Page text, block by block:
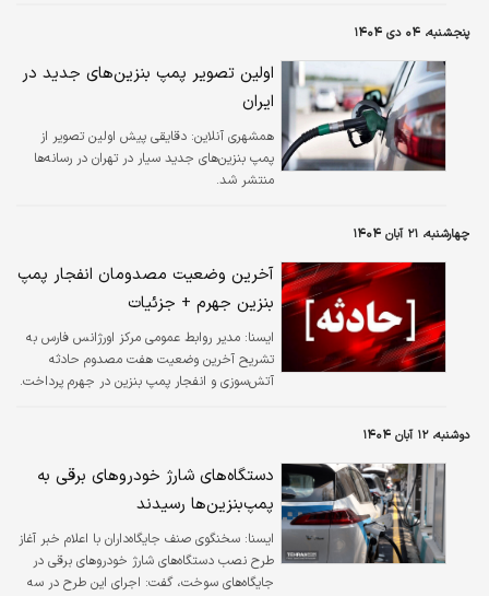
پنجشنبه، ۰۴ دی ۱۴۰۴
اولین تصویر پمپ بنزین‌های جدید در
ایران
همشهری آنلاین: دقایقی پیش اولین تصویر از
پمپ بنزین‌های جدید سیار در تهران در رسانه‌ها
منتشر شد.
چهارشنبه، ۲۱ آبان ۱۴۰۴
آخرین وضعیت مصدومان انفجار پمپ
بنزین جهرم + جزئیات
ايسنا: مدیر روابط عمومی مرکز اورژانس فارس به
تشریح آخرین وضعیت هفت مصدوم حادثه
آتش‌سوزی و انفجار پمپ‌ بنزین در جهرم پرداخت.
دوشنبه، ۱۲ آبان ۱۴۰۴
دستگاه‌های شارژ خودروهای برقی به
پمپ‌بنزین‌ها رسیدند
ايسنا: سخنگوی صنف جایگاه‌داران با اعلام خبر آغاز
طرح نصب دستگاه‌های شارژ خودروهای برقی در
جایگاه‌های سوخت، گفت: اجرای این طرح در سه